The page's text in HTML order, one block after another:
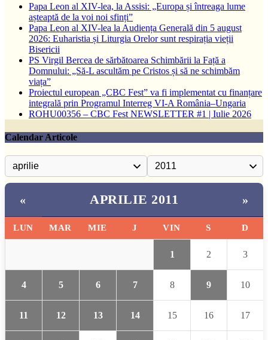
Papa Leon al XIV-lea, la Assisi: „Europa și întreaga lume
așteaptă de la voi noi sfinți”
Papa Leon al XIV-lea la Audiența Generală din 5 august
2026: Euharistia și Liturgia Orelor sunt respirația vieții
Bisericii
PS Virgil Bercea de sărbătoarea Schimbării la Față a
Domnului: „Să-L ascultăm pe Cristos și să ne schimbăm
viața”
Proiectul european „CBC Fest” va fi implementat cu finanțare
integrală prin Programul Interreg VI-A România–Ungaria
ROHU00356 – CBC Fest NEWSLETTER #1 | Iulie 2026
Calendar Articole
« APRILIE 2011 »
LUN MAR MIE J VIN S D
1 2 3
4 5 6 7 8 9 10
11 12 13 14 15 16 17